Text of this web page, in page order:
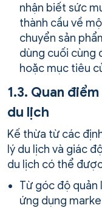
nhận biết sức
thành cầu về
chuyển sản
dùng cuối cùng
hoặc mục tiêu
1.3. Quan
du lịch
Kế thừa từ các
lý du lịch và giác
du lịch có thể
Từ góc độ quản
ứng dụng